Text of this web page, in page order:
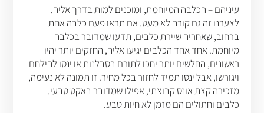
עיניהם – הכלבה המיוחמת, ומוכנים למות בדרך אליה.
לצערנו זה גם קורה לא מעט. אם תראו פעם כלבה אחת
ברחוב, שאחריה שיירת כלבים, תדעו שמדובר בכלבה
מיוחמת. אחד אחד הכלבים יגיעו אליה, החזקים יותר יהיו
ראשונים, החלשים יותר יחכו לתורם בסבלנות או ינסו להילחם
ויגורשו, אבל ינסו תמיד לחזור בכל מחיר. זו תמונה לא נעימה,
מזכירה קצת אונס קבוצתי, אפילו שמדובר באקט טבעי.
כלבים וחתולים הם מזמן לא חיות טבע.